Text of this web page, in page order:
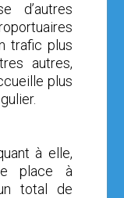
d’autres
trafic plus
autres,
plus
à elle,
place à
total de